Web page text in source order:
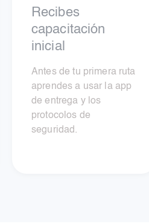
Recibes
capacitación
inicial
Antes de tu primera ruta
aprendes a usar la app
de entrega y los
protocolos de
seguridad.